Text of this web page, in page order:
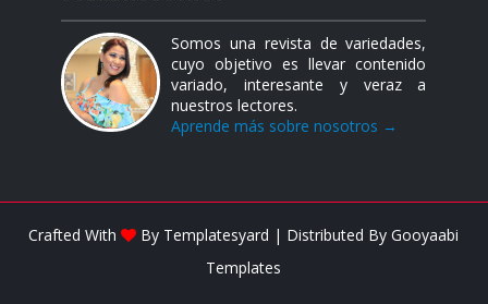
Somos una revista de variedades,
cuyo objetivo es llevar contenido
variado, interesante y veraz a
nuestros lectores.
Aprende más sobre nosotros →
Crafted With By Templatesyard | Distributed ByGooyaabi
Templates